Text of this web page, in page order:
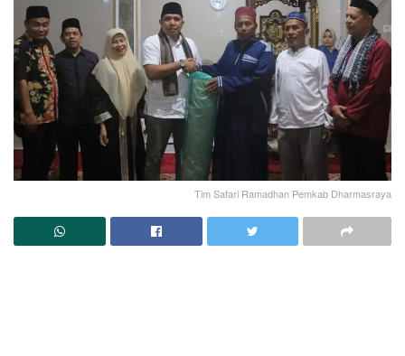
Tim Safari Ramadhan Pemkab Dharmasraya